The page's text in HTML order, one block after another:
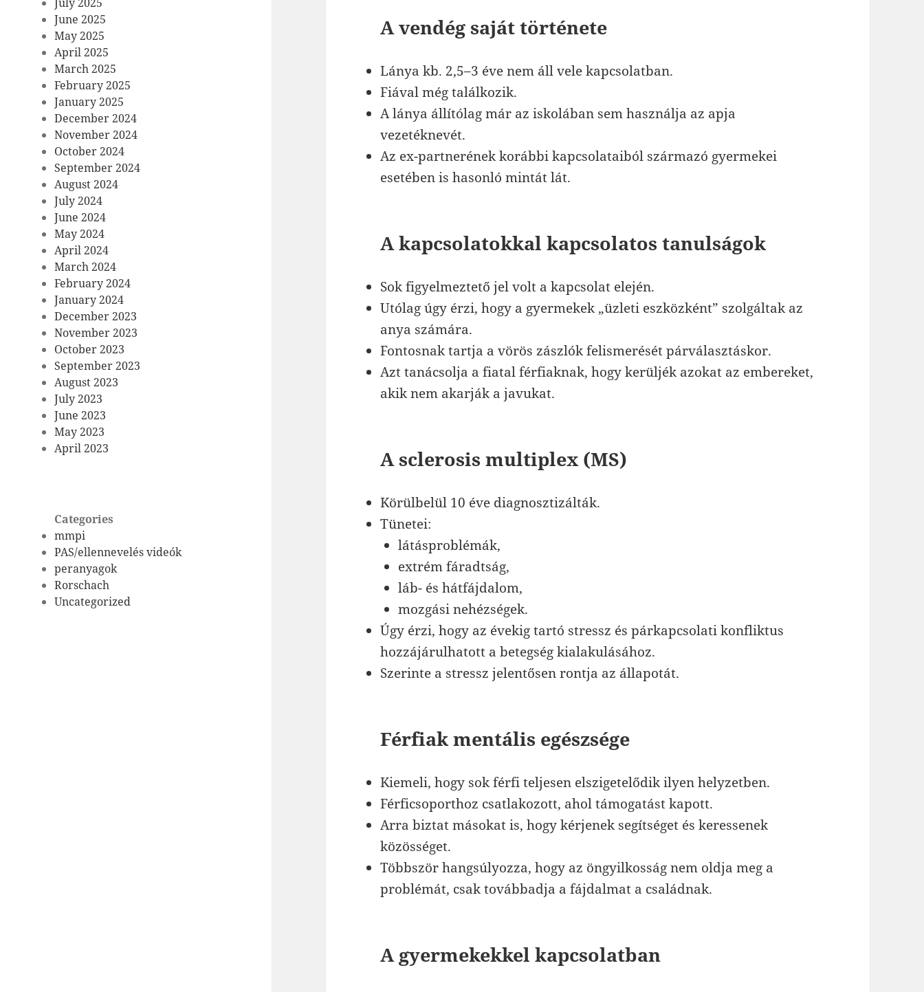
June 2025
May 2025
April 2025
March 2025
February 2025
January 2025
December 2024
November 2024
October 2024
September 2024
August 2024
July 2024
June 2024
May 2024
April 2024
March 2024
February 2024
January 2024
December 2023
November 2023
October 2023
September 2023
August 2023
July 2023
June 2023
May 2023
April 2023
Categories
mmpi
PAS/ellennevelés videók
peranyagok
Rorschach
Uncategorized
A vendég saját története
Lánya kb. 2,5–3 éve nem áll vele kapcsolatban.
Fiával még találkozik.
A lánya állítólag már az iskolában sem használja az apja
vezetéknevét.
Az ex-partnerének korábbi kapcsolataiból származó gyermekei
esetében is hasonló mintát lát.
A kapcsolatokkal kapcsolatos tanulságok
Sok figyelmeztető jel volt a kapcsolat elején.
Utólag úgy érzi, hogy a gyermekek „üzleti eszközként” szolgáltak az
anya számára.
Fontosnak tartja a vörös zászlók felismerését párválasztáskor.
Azt tanácsolja a fiatal férfiaknak, hogy kerüljék azokat az embereket,
akik nem akarják a javukat.
A sclerosis multiplex (MS)
Körülbelül 10 éve diagnosztizálták.
Tünetei:
látásproblémák,
extrém fáradtság,
láb- és hátfájdalom,
mozgási nehézségek.
Úgy érzi, hogy az évekig tartó stressz és párkapcsolati konfliktus
hozzájárulhatott a betegség kialakulásához.
Szerinte a stressz jelentősen rontja az állapotát.
Férfiak mentális egészsége
Kiemeli, hogy sok férfi teljesen elszigetelődik ilyen helyzetben.
Férficsoporthoz csatlakozott, ahol támogatást kapott.
Arra biztat másokat is, hogy kérjenek segítséget és keressenek
közösséget.
Többször hangsúlyozza, hogy az öngyilkosság nem oldja meg a
problémát, csak továbbadja a fájdalmat a családnak.
A gyermekekkel kapcsolatban